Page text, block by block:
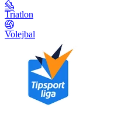
Triatlon
Volejbal